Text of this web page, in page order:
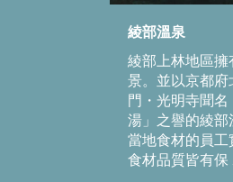
綾部溫泉
綾部上林地區
景。並以京都
門・光明寺聞
湯」之譽的綾
當地食材的員
食材品質皆有保 ...